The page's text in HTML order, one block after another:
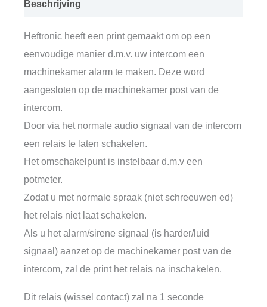
Beschrijving
Heftronic heeft een print gemaakt om op een
eenvoudige manier d.m.v. uw intercom een
machinekamer alarm te maken. Deze word
aangesloten op de machinekamer post van de
intercom.
Door via het normale audio signaal van de intercom
een relais te laten schakelen.
Het omschakelpunt is instelbaar d.m.v een
potmeter.
Zodat u met normale spraak (niet schreeuwen ed)
het relais niet laat schakelen.
Als u het alarm/sirene signaal (is harder/luid
signaal) aanzet op de machinekamer post van de
intercom, zal de print het relais na inschakelen.
Dit relais (wissel contact) zal na 1 seconde